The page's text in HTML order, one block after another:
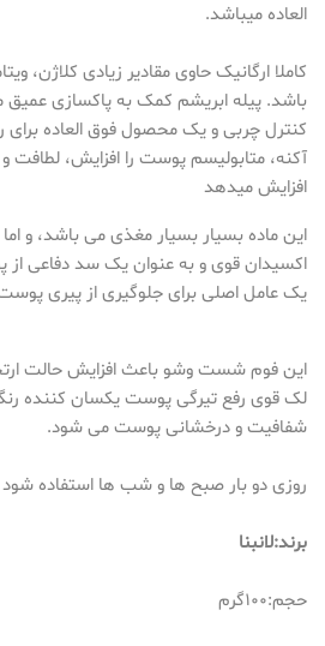
العاده میباشد.
کاملا ارگانیک حاوی مقادیر زیادی کلاژن،
باشد. پیله ابریشم کمک به پاکسازی
کنترل چربی و یک محصول فوق العاده
آکنه، متابولیسم پوست را افزایش، لطافت
افزایش میدهد
این ماده بسیار بسیار مغذی می باشد، و
اکسیدان قوی و به عنوان یک سد دفاعی
یک عامل اصلی برای جلوگیری از پیری
این فوم شست وشو باعث افزایش حالت
لک قوی رفع تیرگی پوست یکسان کننده
شفافیت و درخشانی پوست می شود.
روزی دو بار صبح ها و شب ها استفاده شود
برند:لانبنا
حجم:۱۰۰گرم